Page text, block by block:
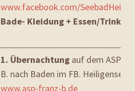
www.facebook.com/
Bade- Kleidung + Essen/Trinken
1. Übernachtung auf dem ASP
B. nach Baden im FB. Heiligensee
www.asp-franz-b.de